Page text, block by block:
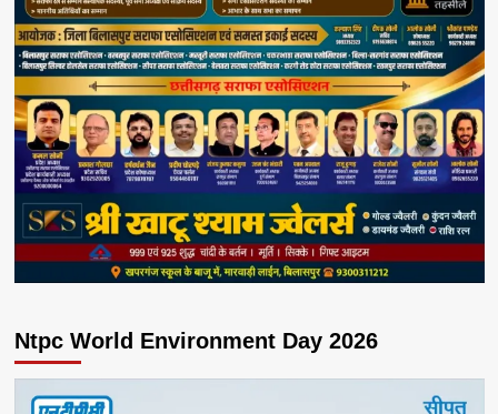
Ntpc World Environment Day 2026